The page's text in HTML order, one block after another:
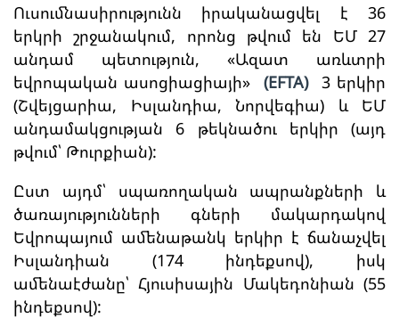
Ուսումնասիրությունն իրականացվել է 36
երկրի շրջանակում, որոնց թվում են ԵՄ 27
անդամ պետություն, «Ազատ առևտրի
եվրոպական ասոցիացիայի»
(EFTA)
3 երկիր
(Շվեյցարիա, Իսլանդիա, Նորվեգիա) և ԵՄ
անդամակցության 6 թեկնածու երկիր (այդ
թվում՝ Թուրքիան):
Ըստ այդմ՝ սպառողական ապրանքների և
ծառայությունների գների մակարդակով
Եվրոպայում ամենաթանկ երկիր է ճանաչվել
Իսլանդիան (174 ինդեքսով), իսկ
ամենաէժանը՝ Հյուսիսային Մակեդոնիան (55
ինդեքսով):